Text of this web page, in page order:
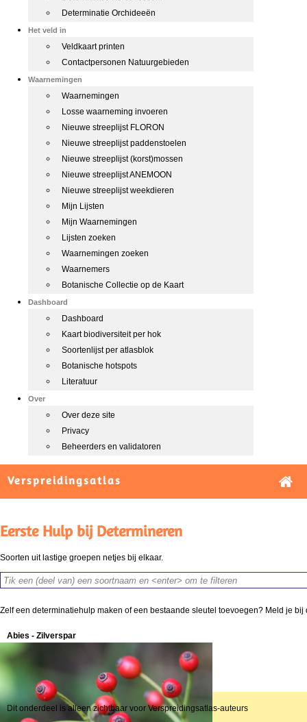
Determinatie Orchideeën
Het veld in
Veldkaart printen
Contactpersonen Natuurgebieden
Waarnemingen
Waarnemingen
Losse waarneming invoeren
Nieuwe streeplijst FLORON
Nieuwe streeplijst paddenstoelen
Nieuwe streeplijst (korst)mossen
Nieuwe streeplijst ANEMOON
Nieuwe streeplijst weekdieren
Mijn Lijsten
Mijn Waarnemingen
Lijsten zoeken
Waarnemingen zoeken
Waarnemers
Botanische Collectie op de Kaart
Dashboard
Dashboard
Kaart biodiversiteit per hok
Soortenlijst per atlasblok
Botanische hotspots
Literatuur
Over
Over deze site
Privacy
Beheerders en validatoren
Verspreidingsatlas
Eerste Hulp bij Determineren
Soorten uit lastige groepen netjes bij elkaar.
Zelf een determinatiehulp maken of een bestaande sleutel toevoegen? Meld je
Abies - Zilverspar
Dit onderdeel is alleen zichtbaar voor Verspreidingsatlas-auteurs